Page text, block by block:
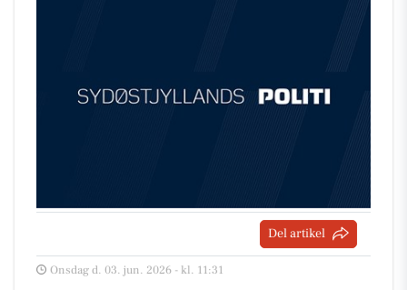
Del artikel
Onsdag d. 03. jun. 2026 - kl. 11:31